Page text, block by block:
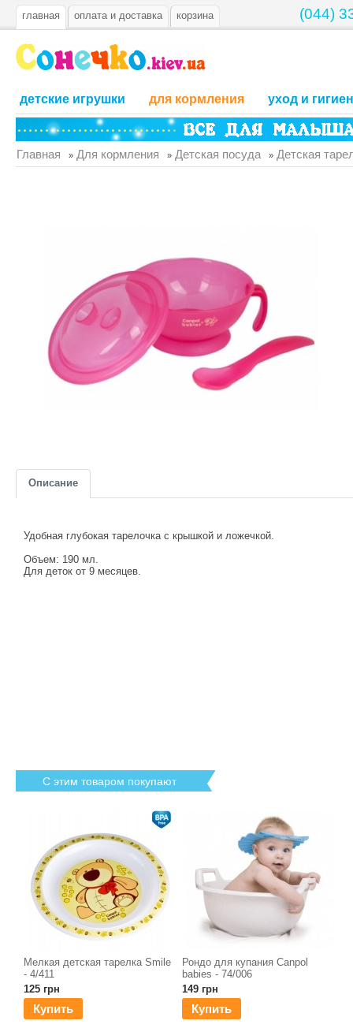
(044)
главная оплата и доставка корзина
детские игрушки для кормления уход и
Главная » Для кормления » Детская посуда » Детская
Описание
Удобная глубокая тарелочка с крышкой и ложечкой.
Объем: 190 мл.
Для деток от 9 месяцев.
С этим товаром покупают
Мелкая детская тарелка Smile
- 4/411
125 грн
Купить
Рондо для купания Canpol
babies - 74/006
149 грн
Купить